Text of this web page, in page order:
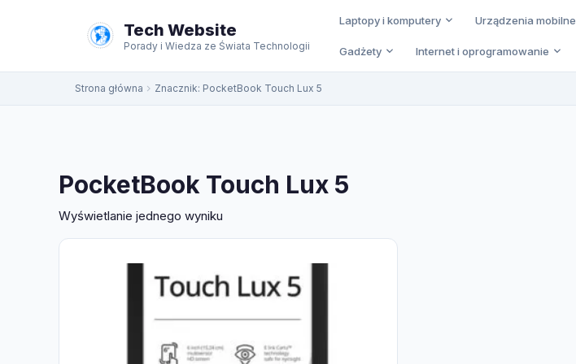
Tech Website
Porady i Wiedza ze Świata Technologii
Laptopy i komputery Urządzenia mobilne
Gadżety Internet i oprogramowanie
Strona główna Znacznik: PocketBook Touch Lux 5
PocketBook Touch Lux 5
Wyświetlanie jednego wyniku